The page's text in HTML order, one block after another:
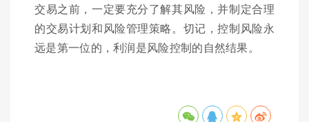
交易之前，一定要充分了解其风险，并制定合理
的交易计划和风险管理策略。切记，控制风险永
远是第一位的，利润是风险控制的自然结果。